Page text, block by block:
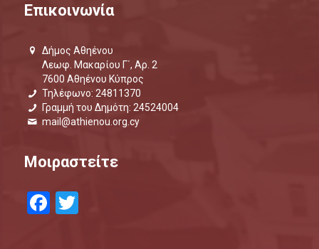
Επικοινωνία
Δήμος Αθηένου
Λεωφ. Μακαρίου Γ΄, Αρ. 2
7600 Αθηένου Κύπρος
Τηλέφωνο: 24811370
Γραμμή του Δημότη: 24524004
mail@athienou.org.cy
Μοιραστείτε
Facebook